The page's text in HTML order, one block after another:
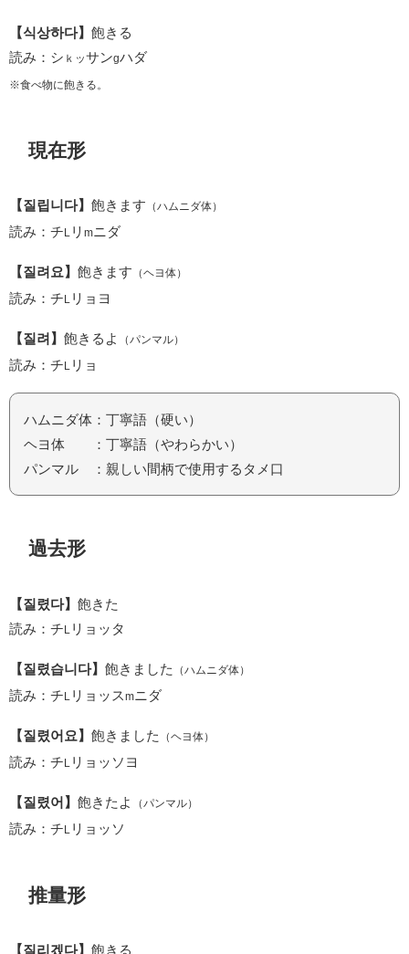
【식상하다】 飽きる
読み：シ ｋッサンgハダ
※食べ物に飽きる。
現在形
【질립니다】 飽きます （ハムニダ体）
読み：チ リ mニダ
【질려요】 飽きます （ヘヨ体）
読み：チ リョヨ
【질려】 飽きるよ （パンマル）
読み：チ リョ
ハムニダ体：丁寧語（硬い）
ヘヨ体 ：丁寧語（やわらかい）
パンマル ：親しい間柄で使用するタメ口
過去形
【질렸다】 飽きた
読み：チ
リョッタ
【질렸습니다】 飽きました （ハムニダ体）
読み：チ リョッス m ニダ
【질렸어요】 飽きました （ヘヨ体）
読み：チ リョッソヨ
【질렸어】 飽きたよ （パンマル）
読み：チ リョッソ
推量形
【질리겠다】 飽きる